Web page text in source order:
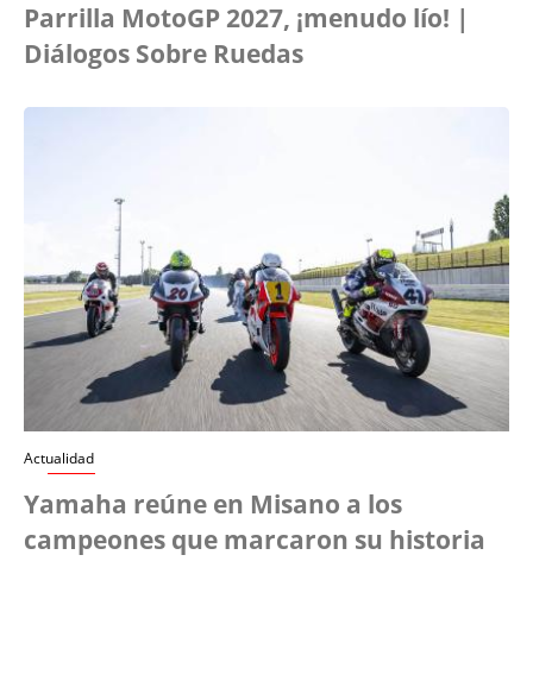
Parrilla MotoGP 2027, ¡menudo lío! |
Diálogos Sobre Ruedas
Actualidad
Yamaha reúne en Misano a los
campeones que marcaron su historia